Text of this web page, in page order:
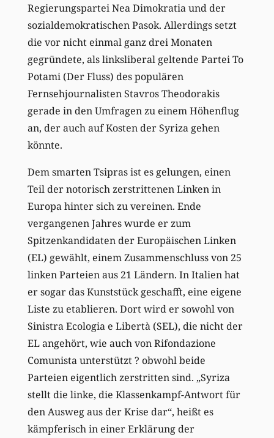
Regierungspartei Nea Dimokratia und der
sozialdemokratischen Pasok. Allerdings setzt
die vor nicht einmal ganz drei Monaten
gegründete, als linksliberal geltende Partei To
Potami (Der Fluss) des populären
Fernsehjournalisten Stavros Theodorakis
gerade in den Umfragen zu einem Höhenflug
an, der auch auf Kosten der Syriza gehen
könnte.
Dem smarten Tsipras ist es gelungen, einen
Teil der notorisch zerstrittenen Linken in
Europa hinter sich zu vereinen. Ende
vergangenen Jahres wurde er zum
Spitzenkandidaten der Europäischen Linken
(EL) gewählt, einem Zusammenschluss von 25
linken Parteien aus 21 Ländern. In Italien hat
er sogar das Kunststück geschafft, eine eigene
Liste zu etablieren. Dort wird er sowohl von
Sinistra Ecologia e Libertà (SEL), die nicht der
EL angehört, wie auch von Rifondazione
Comunista unterstützt ? obwohl beide
Parteien eigentlich zerstritten sind. „Syriza
stellt die linke, die Klassenkampf-Antwort für
den Ausweg aus der Krise dar“, heißt es
kämpferisch in einer Erklärung der